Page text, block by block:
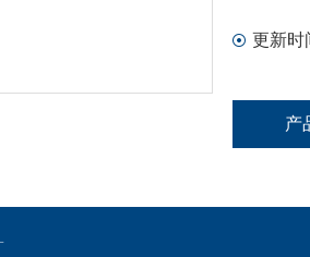
更新时
产